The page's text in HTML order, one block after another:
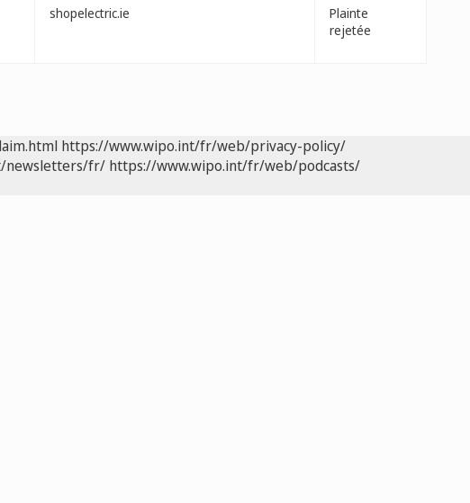
shopelectric.ie
Plainte
rejetée
https://www.wipo.int/fr/web/privacy-policy/
newsletters/fr/ https://www.wipo.int/fr/web/podcasts/